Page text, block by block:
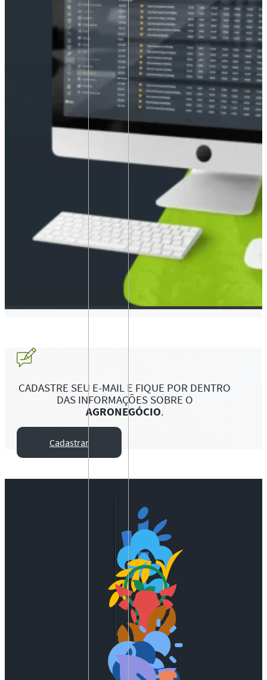
CADASTRE SEU E-MAIL E FIQUE POR DENTRO
DAS INFORMAÇÕES SOBRE O
AGRONEGÓCIO.
Cadastrar